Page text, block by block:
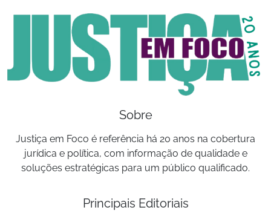
Sobre
Justiça em Foco é referência há 20 anos na cobertura
jurídica e política, com informação de qualidade e
soluções estratégicas para um público qualificado.
Principais Editoriais